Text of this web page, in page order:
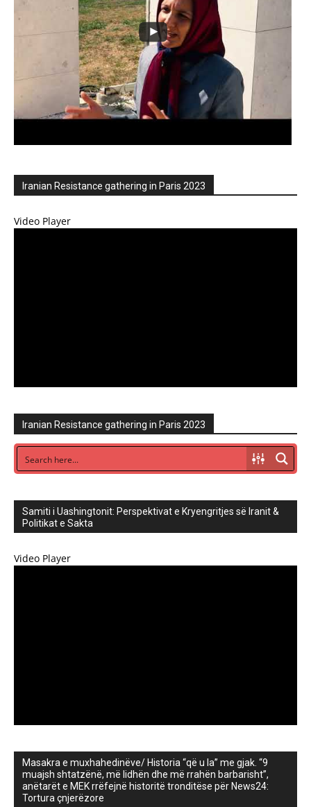
Iranian Resistance gathering in Paris 2023
Video Player
Iranian Resistance gathering in Paris 2023
Samiti i Uashingtonit: Perspektivat e Kryengritjes së Iranit &
Politikat e Sakta
Video Player
Masakra e muxhahedinëve/ Historia “që u la” me gjak. “9
muajsh shtatzënë, më lidhën dhe më rrahën barbarisht”,
anëtarët e MEK rrëfejnë historitë tronditëse për News24:
Tortura çnjerëzore